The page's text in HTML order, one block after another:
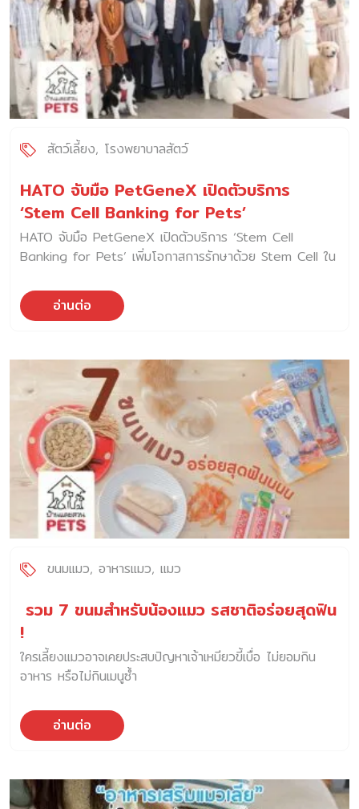
สัตว์เลี้ยง โรงพยาบาลสัตว์
HATO จับมือ PetGeneX เปิดตัวบริการ
‘Stem Cell Banking for Pets’
HATO จับมือ PetGeneX เปิดตัวบริการ ‘Stem Cell
Banking for Pets’ เพิ่มโอกาสการรักษาด้วย Stem Cell ใน
อ่านต่อ
ขนมแมว อาหารแมว แมว
รวม 7 ขนมสำหรับน้องแมว รสชาติอร่อยสุดฟิน
!
ใครเลี้ยงแมวอาจเคยประสบปัญหาเจ้าเหมียวขี้เบื่อ ไม่ยอมกิน
อาหาร หรือไม่กินเมนูซ้ำ
อ่านต่อ